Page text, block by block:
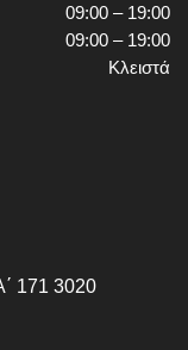
09:00 – 19:00
09:00 – 19:00
Κλειστά
171 3020